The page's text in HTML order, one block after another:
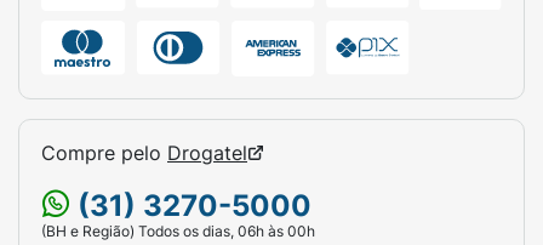
Compre pelo Drogatel
(31) 3270-5000
(BH e Região) Todos os dias, 06h às 00h